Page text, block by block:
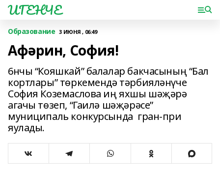
ИГЕНЧЕ
Образование 3 ИЮНЯ , 06:49
Афәрин, София!
6нчы “Кояшкай” балалар бакчасының “Бал
кортлары” төркемендә тәрбияләнүче
София Коземаслова иң яхшы шәҗәрә
агачы төзеп, “Гаилә шәҗәрәсе”
муниципаль конкурсында гран-при
яулады.